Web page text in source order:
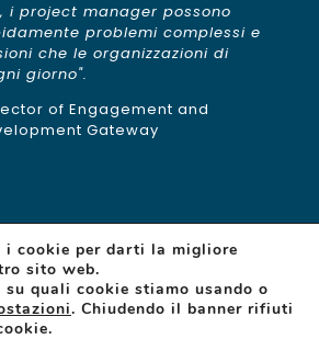
i project manager possono
problemi complessi e
che le organizzazioni di
giorno".
of Engagement and
Gateway
-2026 | gisAction is a brand of
PG 255377 | Capitale sociale:
i cookie per darti la migliore
sito web.
quali cookie stiamo usando o
. Chiudendo il banner rifiuti